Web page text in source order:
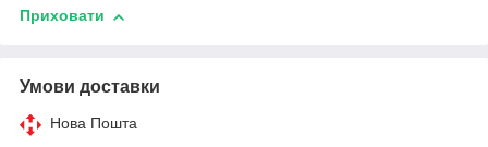
Приховати
Умови доставки
Нова Пошта